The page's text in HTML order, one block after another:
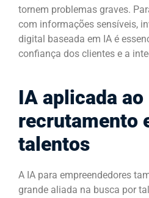
tornem problemas graves.
com informações sensíveis,
digital baseada em IA é
confiança dos clientes e a
IA aplicada ao
recrutamento
talentos
A IA para empreendedores
grande aliada na busca por